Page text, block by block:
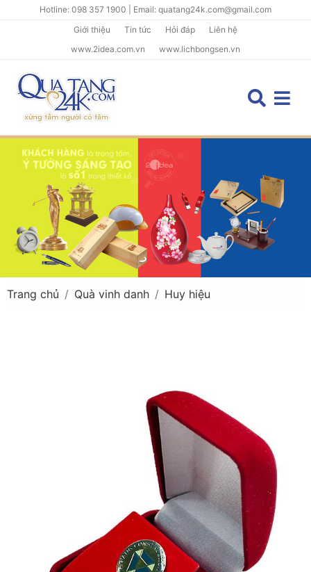
Hotline: 098 357 1900 | Email: quatang24k.com@gmail.com
Giới thiệu
Tin tức Hỏi đáp
Liên hệ
www.2idea.com.vn
www.lichbongsen.vn
Trang chủ Quà vinh danh Huy hiệu